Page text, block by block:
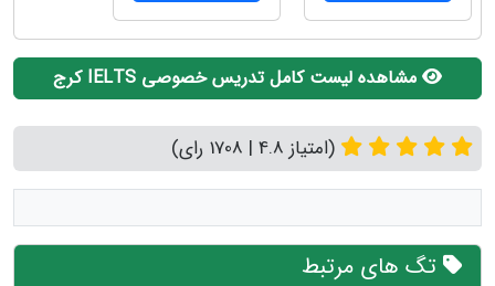
مشاهده لیست کامل تدریس خصوصی IELTS کرج
(امتیاز 4.8 | 1708 رای)
تگ های مرتبط